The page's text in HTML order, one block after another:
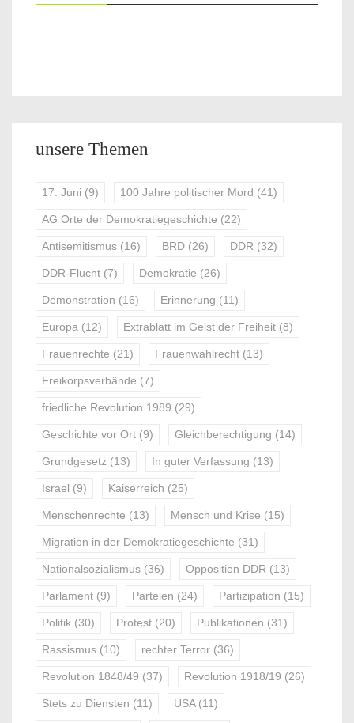
unsere Themen
17. Juni (9) 100 Jahre politischer Mord (41)
AG Orte der Demokratiegeschichte (22)
Antisemitismus (16) BRD (26) DDR (32)
DDR-Flucht (7) Demokratie (26)
Demonstration (16) Erinnerung (11)
Europa (12) Extrablatt im Geist der Freiheit (8)
Frauenrechte (21) Frauenwahlrecht (13)
Freikorpsverbände (7)
friedliche Revolution 1989 (29)
Geschichte vor Ort (9) Gleichberechtigung (14)
Grundgesetz (13) In guter Verfassung (13)
Israel (9) Kaiserreich (25)
Menschenrechte (13) Mensch und Krise (15)
Migration in der Demokratiegeschichte (31)
Nationalsozialismus (36) Opposition DDR (13)
Parlament (9) Parteien (24) Partizipation (15)
Politik (30) Protest (20) Publikationen (31)
Rassismus (10) rechter Terror (36)
Revolution 1848/49 (37) Revolution 1918/19 (26)
Stets zu Diensten (11) USA(11)